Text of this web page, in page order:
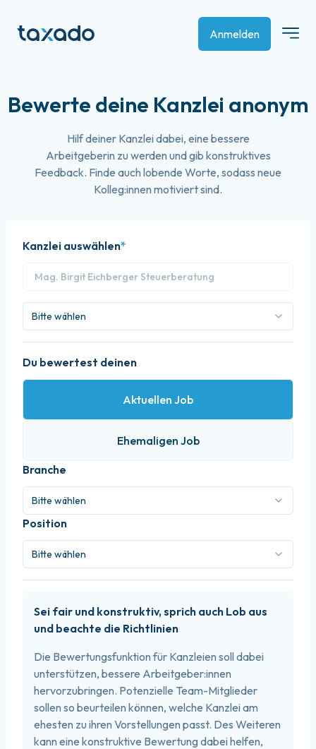
Anmelden
Bewerte deine Kanzlei anonym
Hilf deiner Kanzlei dabei, eine bessere
Arbeitgeberin zu werden und gib konstruktives
Feedback. Finde auch lobende Worte, sodass neue
Kolleg:innen motiviert sind.
Kanzlei auswählen*
Mag. Birgit Eichberger Steuerberatung
Bitte wählen
Du bewertest deinen
Aktuellen Job
Ehemaligen Job
Branche
Bitte wählen
Position
Bitte wählen
Sei fair und konstruktiv, sprich auch Lob aus
und beachte die Richtlinien
Die Bewertungsfunktion für Kanzleien soll dabei
unterstützen, bessere Arbeitgeber:innen
hervorzubringen. Potenzielle Team-Mitglieder
sollen so beurteilen können, welche Kanzlei am
ehesten zu ihren Vorstellungen passt. Des Weiteren
kann eine konstruktive Bewertung dabei helfen,